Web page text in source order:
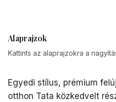
Alaprajzok
Kattints az alaprajzokra a
Egyedi stílus, prémium
otthon Tata közkedvelt